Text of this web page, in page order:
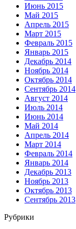
Июнь 2015
Май 2015
Апрель 2015
Март 2015
Февраль 2015
Январь 2015
Декабрь 2014
Ноябрь 2014
Октябрь 2014
Сентябрь 2014
Август 2014
Июль 2014
Июнь 2014
Май 2014
Апрель 2014
Март 2014
Февраль 2014
Январь 2014
Декабрь 2013
Ноябрь 2013
Октябрь 2013
Сентябрь 2013
Рубрики